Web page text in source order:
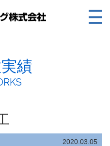
績
2020.03.05